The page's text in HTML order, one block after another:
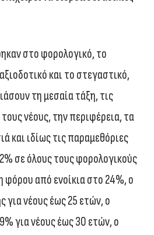
στο φορολογικό, το
και το στεγαστικό,
τη μεσαία τάξη, τις
τους νέους, την περιφέρεια, τα
και ιδίως τις παραμεθόριες
σε όλους τους φορολογικούς
φόρου από ενοίκια στο 24%, ο
για νέους έως 25 ετών, ο
για νέους έως 30 ετών, ο